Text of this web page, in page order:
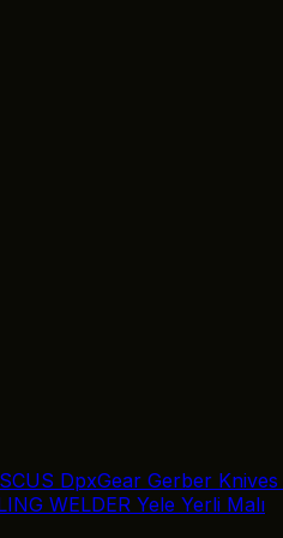
DpxGear Gerber Knives
WELDER Yele Yerli Malı